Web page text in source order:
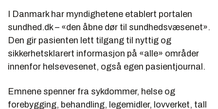
I Danmark har myndighetene etablert portalen
sundhed.dk – «den åbne dør til sundhedsvæsenet».
Den gir pasienten lett tilgang til nyttig og
sikkerhetsklarert informasjon på «alle» områder
innenfor helsevesenet, også egen pasientjournal.
Emnene spenner fra sykdommer, helse og
forebygging, behandling, legemidler, lovverket, tall